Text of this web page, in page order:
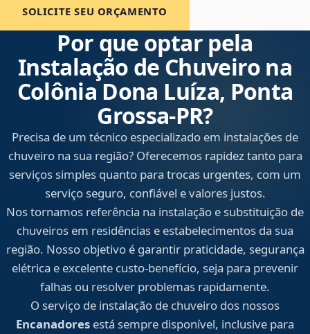
SOLICITE SEU ORÇAMENTO
Por que optar pela
Instalação de Chuveiro na
Colônia Dona Luíza, Ponta
Grossa‑PR?
Precisa de um técnico especializado em instalações de
chuveiro na sua região? Oferecemos rapidez tanto para
serviços simples quanto para trocas urgentes, com um
serviço seguro, confiável e valores justos.
Nos tornamos referência na instalação e substituição de
chuveiros em residências e estabelecimentos da sua
região. Nosso objetivo é garantir praticidade, segurança
elétrica e excelente custo-benefício, seja para prevenir
falhas ou resolver problemas rapidamente.
O serviço de instalação de chuveiro dos nossos
Encanadores está sempre disponível, inclusive para